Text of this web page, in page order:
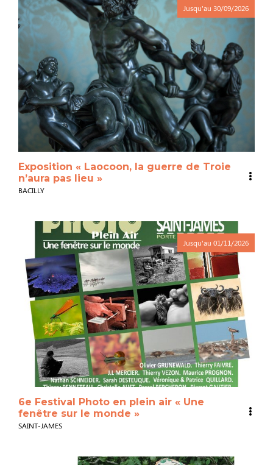
Jusqu'au 30/09/2026
Exposition « Laocoon, la guerre de Troie
n’aura pas lieu »
BACILLY
Jusqu'au 01/11/2026
6e Festival Photo en plein air « Une
fenêtre sur le monde »
SAINT-JAMES